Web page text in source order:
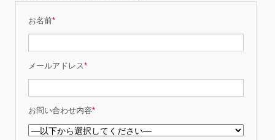
お名前*
メールアドレス*
お問い合わせ内容*